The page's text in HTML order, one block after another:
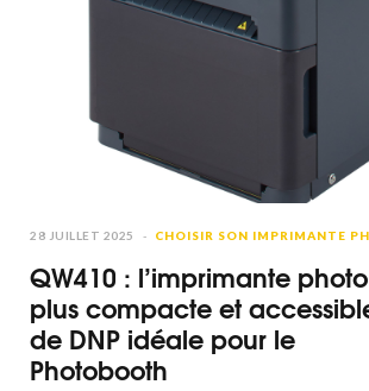
28 JUILLET 2025 CHOISIR SON IMPRIMANTE
QW410 : l’imprimante
plus compacte et
de DNP idéale pour le
Photobooth